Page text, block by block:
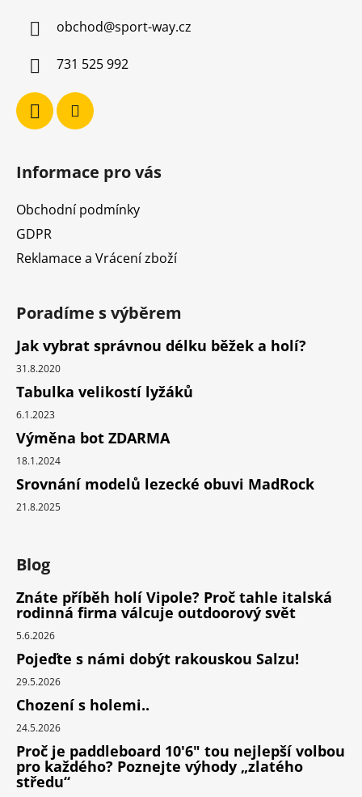
obchod@sport-way.cz
731 525 992
Informace pro vás
Obchodní podmínky
GDPR
Reklamace a Vrácení zboží
Poradíme s výběrem
Jak vybrat správnou délku běžek a holí?
31.8.2020
Tabulka velikostí lyžáků
6.1.2023
Výměna bot ZDARMA
18.1.2024
Srovnání modelů lezecké obuvi MadRock
21.8.2025
Blog
Znáte příběh holí Vipole? Proč tahle italská
rodinná firma válcuje outdoorový svět
5.6.2026
Pojeďte s námi dobýt rakouskou Salzu!
29.5.2026
Chození s holemi..
24.5.2026
Proč je paddleboard 10'6" tou nejlepší volbou
pro každého? Poznejte výhody „zlatého
středu“